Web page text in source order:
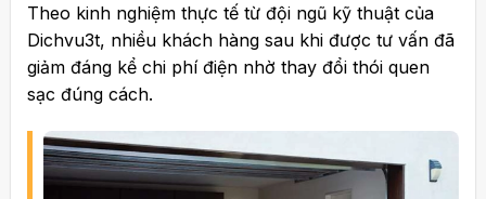
Theo kinh nghiệm thực tế từ đội ngũ kỹ thuật của
Dichvu3t, nhiều khách hàng sau khi được tư vấn đã
giảm đáng kể chi phí điện nhờ thay đổi thói quen
sạc đúng cách.